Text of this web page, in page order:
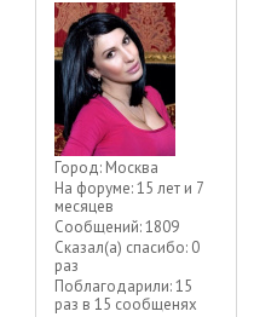
Город: Москва
На форуме:15 лет и 7
месяцев
Сообщений:1809
Сказал(а) спасибо: 0
раз
Поблагодарили:15
раз в 15 сообщенях